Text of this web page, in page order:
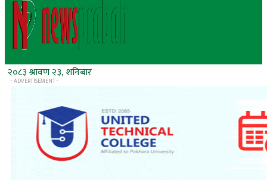
२०८३ श्रावण २३, शनिबार
- ADVERTISEMENT -